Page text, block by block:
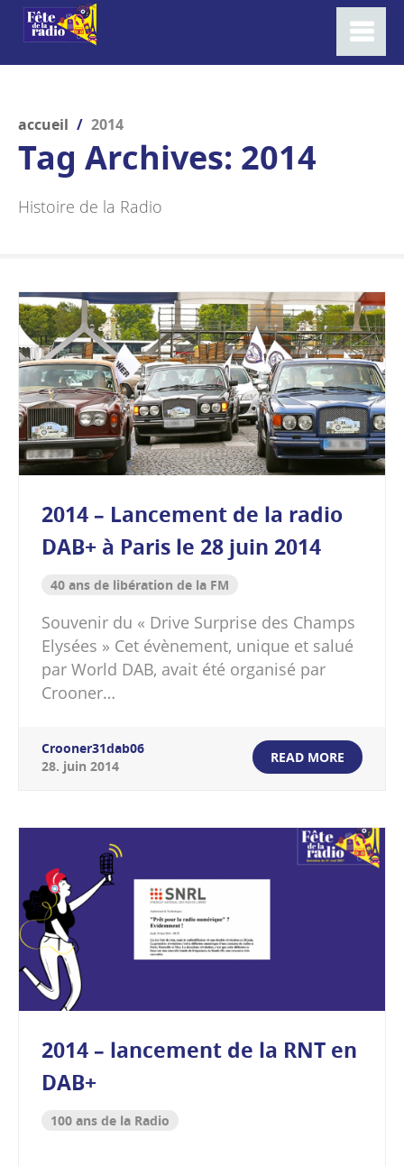
accueil / 2014
Tag Archives: 2014
Histoire de la Radio
2014 – Lancement de la radio
DAB+ à Paris le 28 juin 2014
40 ans de libération de la FM
Souvenir du « Drive Surprise des Champs
Elysées » Cet évènement, unique et salué
par World DAB, avait été organisé par
Crooner…
Crooner31dab06
28. juin 2014
READ MORE
2014 – lancement de la RNT en
DAB+
100 ans de la Radio